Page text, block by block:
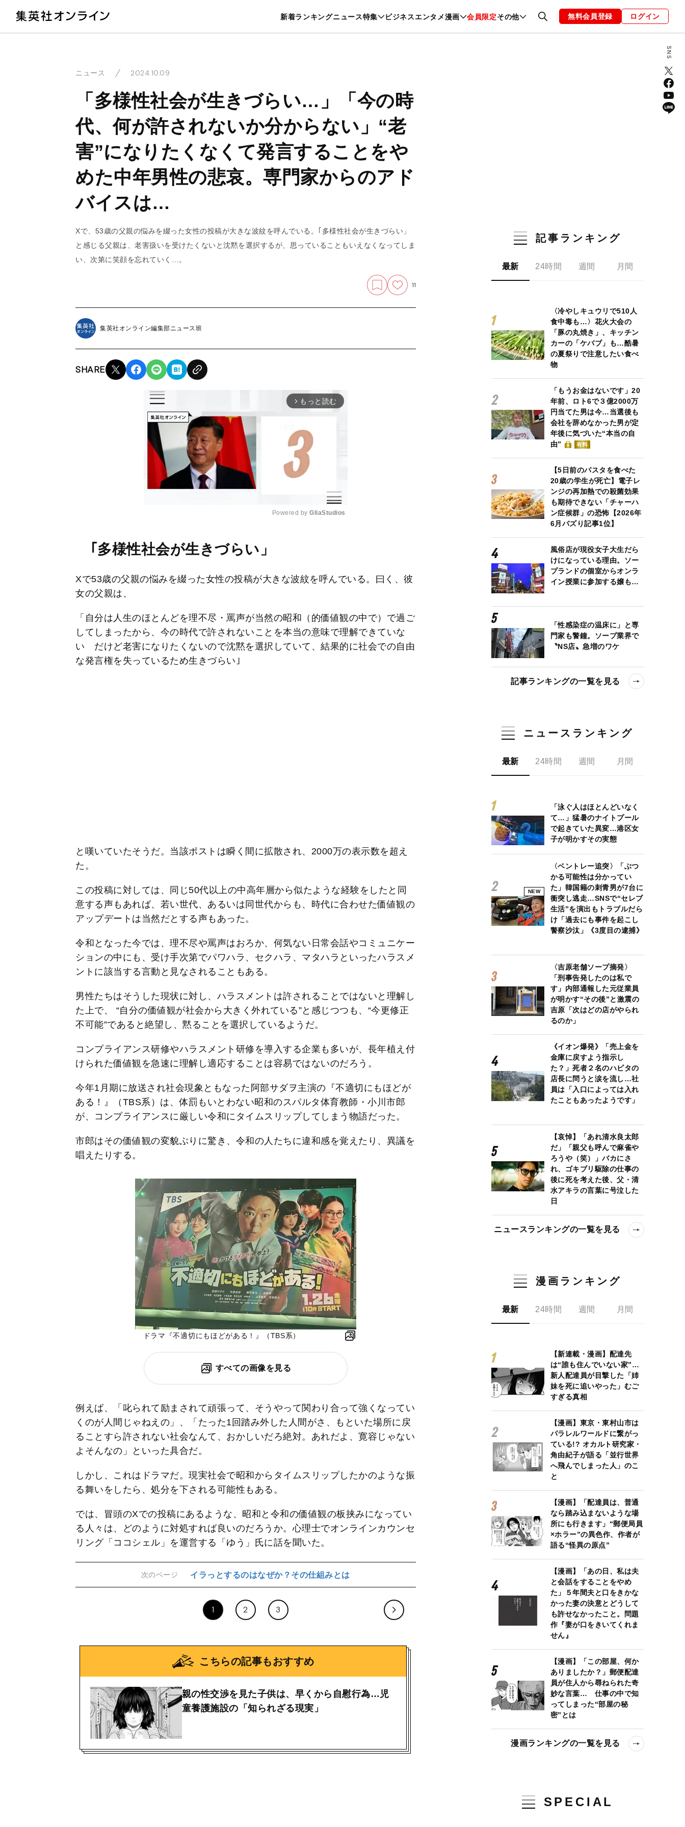
新着ランキングニュース特集 ビジネスエンタメ漫画 会員限定その他
暮らし スポーツ ヘルスケア 美容 グルメ ファッション 恋愛・結婚 編集部 お知らせ
無料会員登録 ログイン
ニュース 2024.10.09
「多様性社会が生きづらい…」「今の時
代、何が許されないか分からない」“老
害”になりたくなくて発言することをや
めた中年男性の悲哀。専門家からのアド
バイスは…
Xで、53歳の父親の悩みを綴った女性の投稿が大きな波紋を呼んでいる。｢多様性社会が生きづらい」
と感じる父親は、老害扱いを受けたくないと沈黙を選択するが、思っていることもいえなくなってしま
い、次第に笑顔を忘れていく…。
11
集英社オンライン編集部ニュース班
SHARE
arrow_forward_ios もっと読む
e
Powered by GliaStudios
｢多様性社会が生きづらい」
Xで53歳の父親の悩みを綴った女性の投稿が大きな波紋を呼んでいる。曰く、彼
女の父親は、
「自分は人生のほとんどを理不尽・罵声が当然の昭和（的価値観の中で）で過ご
してしまったから、今の時代で許されないことを本当の意味で理解できていな
い だけど老害になりたくないので沈黙を選択していて、結果的に社会での自由
な発言権を失っているため生きづらい｣
と嘆いていたそうだ。当該ポストは瞬く間に拡散され、2000万の表示数を超え
た。
この投稿に対しては、同じ50代以上の中高年層から似たような経験をしたと同
意する声もあれば、若い世代、あるいは同世代からも、時代に合わせた価値観の
アップデートは当然だとする声もあった。
令和となった今では、理不尽や罵声はおろか、何気ない日常会話やコミュニケー
ションの中にも、受け手次第でパワハラ、セクハラ、マタハラといったハラスメ
ントに該当する言動と見なされることもある。
男性たちはそうした現状に対し、ハラスメントは許されることではないと理解し
た上で、 “自分の価値観が社会から大きく外れている”と感じつつも、“今更修正
不可能”であると絶望し、黙ることを選択しているようだ。
コンプライアンス研修やハラスメント研修を導入する企業も多いが、長年植え付
けられた価値観を急速に理解し適応することは容易ではないのだろう。
今年1月期に放送され社会現象ともなった阿部サダヲ主演の『不適切にもほどが
ある！』（TBS系）は、体罰もいとわない昭和のスパルタ体育教師・小川市郎
が、コンプライアンスに厳しい令和にタイムスリップしてしまう物語だった。
市郎はその価値観の変貌ぶりに驚き、令和の人たちに違和感を覚えたり、異議を
唱えたりする。
ドラマ『不適切にもほどがある！』（TBS系）
すべての画像を見る
例えば、「叱られて励まされて頑張って、そうやって関わり合って強くなってい
くのが人間じゃねえの」、「たった1回踏み外した人間がさ、もといた場所に戻
ることすら許されない社会なんて、おかしいだろ絶対。あれだよ、寛容じゃない
よそんなの」といった具合だ。
しかし、これはドラマだ。現実社会で昭和からタイムスリップしたかのような振
る舞いをしたら、処分を下される可能性もある。
では、冒頭のXでの投稿にあるような、昭和と令和の価値観の板挟みになってい
る人々は、どのように対処すれば良いのだろうか。心理士でオンラインカウンセ
リング「ココシェル」を運営する「ゆう」氏に話を聞いた。
次のページ イラっとするのはなぜか？その仕組みとは
1 2 3
こちらの記事もおすすめ
親の性交渉を見た子供は、早くから自慰行為…児
童養護施設の「知られざる現実」
記事ランキング
最新 24時間 週間 月間
〈冷やしキュウリで510人
食中毒も…〉花火大会の
「豚の丸焼き」、キッチン
カーの「ケバブ」も…酷暑
の夏祭りで注意したい食べ
物
「もうお金はないです」20
年前、ロト6で３億2000万
円当てた男は今…当選後も
会社を辞めなかった男が定
年後に気づいた“本当の自
由”
有料
【5日前のパスタを食べた
20歳の学生が死亡】電子レ
ンジの再加熱での殺菌効果
も期待できない「チャーハ
ン症候群」の恐怖【2026年
6月バズり記事1位】
風俗店が現役女子大生だら
けになっている理由。ソー
プランドの個室からオンラ
イン授業に参加する嬢も…
「性感染症の温床に」と専
門家も警鐘。ソープ業界で
〝NS店〟急増のワケ
記事ランキングの一覧を見る
ニュースランキング
最新 24時間 週間 月間
「泳ぐ人はほとんどいなく
て…」猛暑のナイトプール
で起きていた異変…港区女
子が明かすその実態
NEW
〈ベントレー追突〉「ぶつ
かる可能性は分かってい
た」韓国籍の刺青男が7台に
衝突し逃走…SNSで“セレブ
生活”を演出もトラブルだら
け「過去にも事件を起こし
警察沙汰」《3度目の逮捕》
〈吉原老舗ソープ摘発〉
「刑事告発したのは私で
す」内部通報した元従業員
が明かす“その後”と激震の
吉原「次はどの店がやられ
るのか」
《イオン爆発》「売上金を
金庫に戻すよう指示し
た？」死者２名のハビタの
店長に問うと涙を流し…社
員は「入口によっては入れ
たこともあったようです」
【哀悼】「あれ清水良太郎
だ」「親父も呼んで麻雀や
ろうや（笑）」バカにさ
れ、ゴキブリ駆除の仕事の
後に死を考えた後、父・清
水アキラの言葉に号泣した
日
ニュースランキングの一覧を見る
漫画ランキング
最新 24時間 週間 月間
【新連載・漫画】配達先
は“誰も住んでいない家”…
新人配達員が目撃した「姉
妹を死に追いやった」むご
すぎる真相
【漫画】東京・東村山市は
パラレルワールドに繋がっ
ている!? オカルト研究家・
角由紀子が語る「並行世界
へ飛んでしまった人」のこ
と
【漫画】「配達員は、普通
なら踏み込まないような場
所にも行きます」“郵便局員
×ホラー”の異色作、作者が
語る“怪異の原点”
【漫画】「あの日、私は夫
と会話をすることをやめ
た」５年間夫と口をきかな
かった妻の決意とどうして
も許せなかったこと。問題
作『妻が口をきいてくれま
せん』
【漫画】「この部屋、何か
ありましたか？」郵便配達
員が住人から尋ねられた奇
妙な言葉… 仕事の中で知
ってしまった“部屋の秘
密”とは
漫画ランキングの一覧を見る
SPECIAL